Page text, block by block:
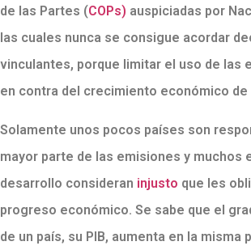
de las Partes (COPs) auspiciadas por
las cuales nunca se consigue acordar
vinculantes, porque limitar el uso de las
en contra del crecimiento económico de
Solamente unos pocos países son
mayor parte de las emisiones y muchos
desarrollo consideran injusto que les
progreso económico. Se sabe que el
de un país, su PIB, aumenta en la misma